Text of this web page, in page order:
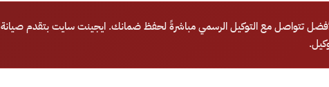
تتواصل مع التوكيل الرسمي مباشرةً لحفظ ضمانك. ايجينت سايت بتقدم صيانة